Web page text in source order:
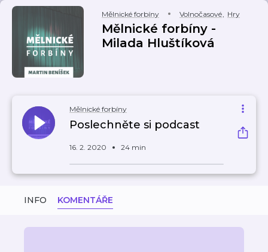
Mělnické forbíny Volnočasové, Hry
Mělnické forbíny -
Milada Hluštíková
Mělnické forbíny
Poslechněte si podcast
16. 2. 2020 24 min
INFO KOMENTÁŘE